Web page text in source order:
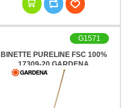
BINETTE PURELINE FSC 100%
17309-20 GARDENA
G1571